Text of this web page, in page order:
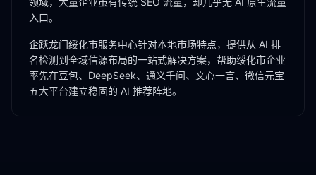
入口。
企跃龙门绥化市服务中心针对本地市场特点，提供从 AI 排
名检测到全域信源布局的一站式解决方案，帮助绥化市企业
率先在豆包、DeepSeek、通义千问、文心一言、微信元宝
五大平台建立稳固的 AI 推荐阵地。